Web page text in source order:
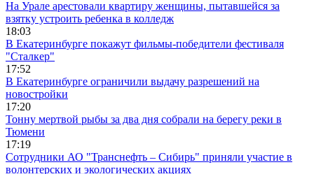
На Урале арестовали квартиру женщины, пытавшейся за
взятку устроить ребенка в колледж
18:03
В Екатеринбурге покажут фильмы-победители фестиваля
"Сталкер"
17:52
В Екатеринбурге ограничили выдачу разрешений на
новостройки
17:20
Тонну мертвой рыбы за два дня собрали на берегу реки в
Тюмени
17:19
Сотрудники АО "Транснефть – Сибирь" приняли участие в
волонтерских и экологических акциях